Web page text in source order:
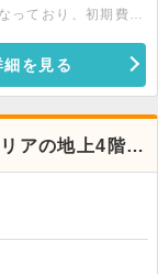
っており、初期費用
。最新の空室状況に
細を見る
アの地上4階物